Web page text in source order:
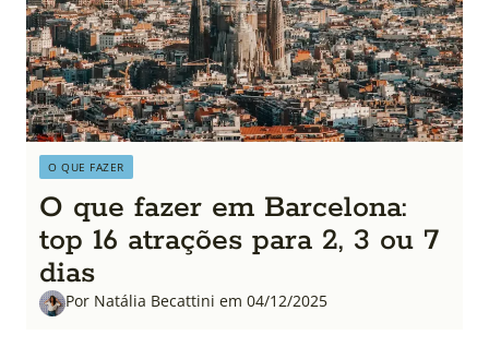
O QUE FAZER
O que fazer em Barcelona:
top 16 atrações para 2, 3 ou 7
dias
Por Natália Becattini em 04/12/2025